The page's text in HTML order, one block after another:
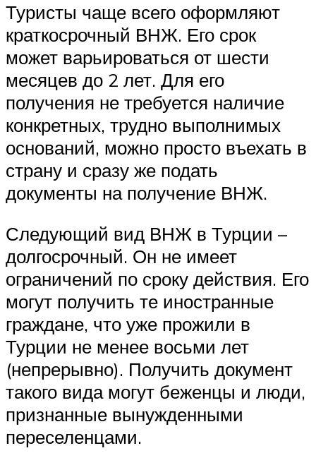
Туристы чаще всего оформляют
краткосрочный ВНЖ. Его срок
может варьироваться от шести
месяцев до 2 лет. Для его
получения не требуется наличие
конкретных, трудно выполнимых
оснований, можно просто въехать в
страну и сразу же подать
документы на получение ВНЖ.
Следующий вид ВНЖ в Турции –
долгосрочный. Он не имеет
ограничений по сроку действия. Его
могут получить те иностранные
граждане, что уже прожили в
Турции не менее восьми лет
(непрерывно). Получить документ
такого вида могут беженцы и люди,
признанные вынужденными
переселенцами.